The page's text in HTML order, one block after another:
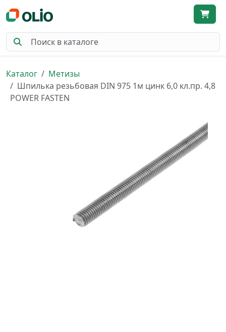
Каталог
Метизы
Шпилька резьбовая DIN 975 1м цинк 6,0 кл.пр. 4,8
POWER FASTEN